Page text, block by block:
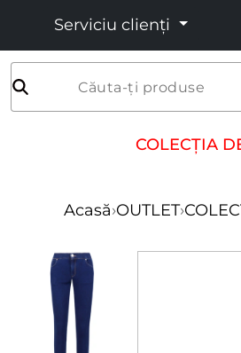
Serviciu clienți
Căuta-ți produse
COLECȚIA
Acasă›OUTLET›